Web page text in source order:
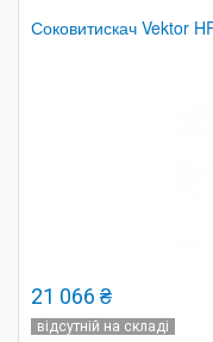
Соковитискач Vektor
21 066 ₴
відсутній на складі